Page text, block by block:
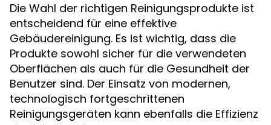
Die Wahl der richtigen Reinigungsprodukte ist
entscheidend für eine effektive
Gebäudereinigung. Es ist wichtig, dass die
Produkte sowohl sicher für die verwendeten
Oberflächen als auch für die Gesundheit der
Benutzer sind. Der Einsatz von modernen,
technologisch fortgeschrittenen
Reinigungsgeräten kann ebenfalls die Effizienz